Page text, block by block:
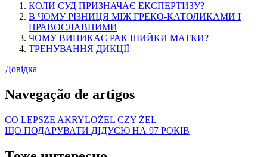
КОЛИ СУД ПРИЗНАЧАЄ ЕКСПЕРТИЗУ?
В ЧОМУ РІЗНИЦЯ МІЖ ГРЕКО-КАТОЛИКАМИ І
ПРАВОСЛАВНИМИ
ЧОМУ ВИНИКАЄ РАК ШИЙКИ МАТКИ?
ТРЕНУВАННЯ ДИКЦІЇ
Довідка
Navegação de artigos
CO LEPSZE AKRYLOŻEL CZY ŻEL
ЩО ПОДАРУВАТИ ДІДУСЮ НА 97 РОКІВ